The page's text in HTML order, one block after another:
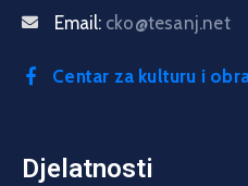
Email: cko@tesanj.net
Centar za kulturu i
Djelatnosti